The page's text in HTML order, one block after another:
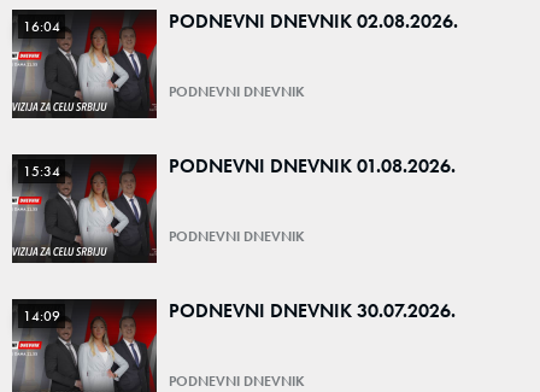
16:04 PODNEVNI DNEVNIK 02.08.2026.
PODNEVNI DNEVNIK
15:34 PODNEVNI DNEVNIK 01.08.2026.
PODNEVNI DNEVNIK
14:09 PODNEVNI DNEVNIK 30.07.2026.
PODNEVNI DNEVNIK